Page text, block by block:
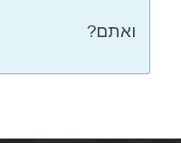
ואתם?